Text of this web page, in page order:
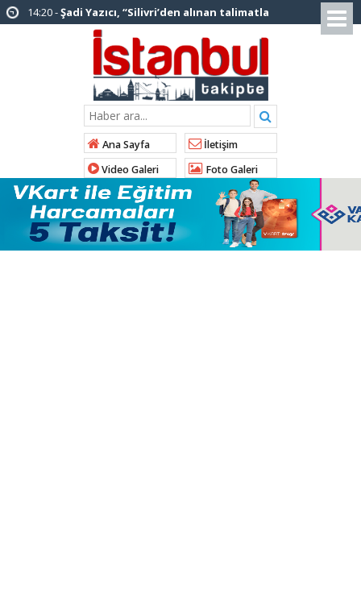
12:12 -AK Parti’ye katılan ilçe belediye
başkanlarından İl Başkanı Özdemir’e ziyaret
Tuzla Belediye Başkanı Eren Ali
Bingöl’den İBB’ye tepki
İstanbul Emniyet Müdürlüğünden
“Gök Kubbe’de, Mavi Vatan’da, Şanlı Topraklarda:
İstanbul Emniyeti Her Yerde” paylaşımı
19:26 -Çekmeköy Belediye Başkanı Orhan
Çerkez AK Parti’ye katıldı
16:56 -İstanbul’da 4 CHP’li belediye başkanı
AK Parti’ye katılıyor
Ana Sayfa
İletişim
Video Galeri
Foto Galeri